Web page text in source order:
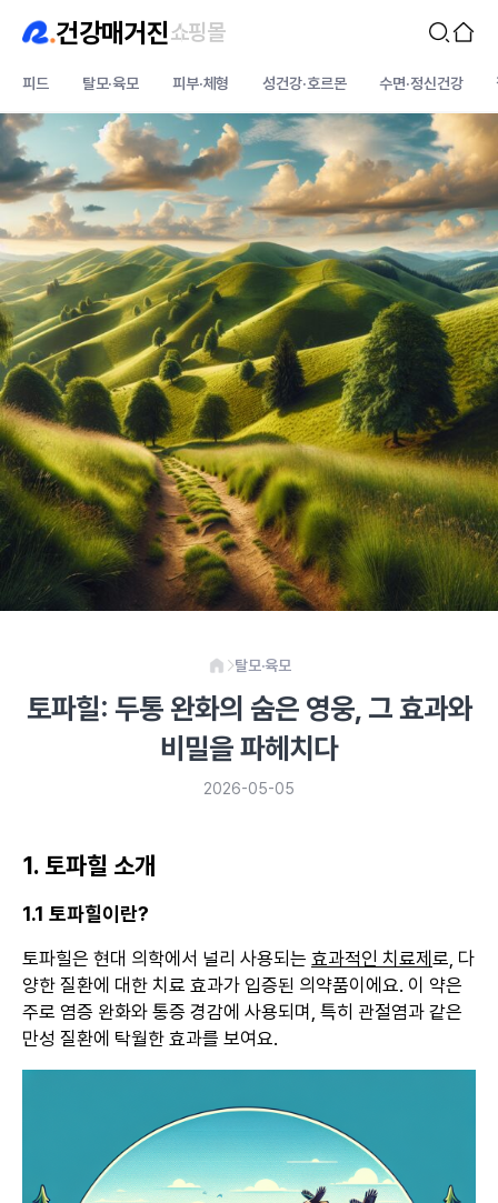
건강매거진쇼핑몰
피드 탈모·육모 피부·체형 성건강·호르몬 수면·정신건강
탈모·육모
토파힐: 두통 완화의 숨은 영웅, 그 효과와
비밀을 파헤치다
2026-05-05
1. 토파힐 소개
1.1 토파힐이란?
토파힐은 현대 의학에서 널리 사용되는 효과적인 치료제 로, 다
양한 질환에 대한 치료 효과가 입증된 의약품이에요. 이 약은
주로 염증 완화와 통증 경감에 사용되며, 특히 관절염과 같은
만성 질환에 탁월한 효과를 보여요.